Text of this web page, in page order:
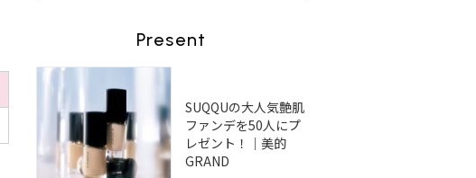
Present
SUQQUの大人気艶肌
ファンデを50人にプ
レゼント！｜美的
GRAND